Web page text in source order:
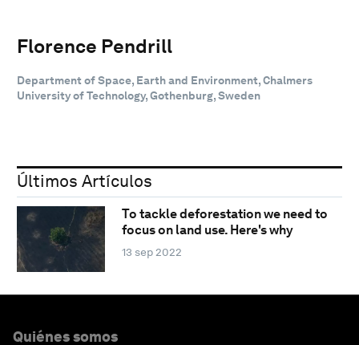
Florence Pendrill
Department of Space, Earth and Environment, Chalmers
University of Technology, Gothenburg, Sweden
Últimos Artículos
To tackle deforestation we need to
focus on land use. Here's why
13 sep 2022
Quiénes somos